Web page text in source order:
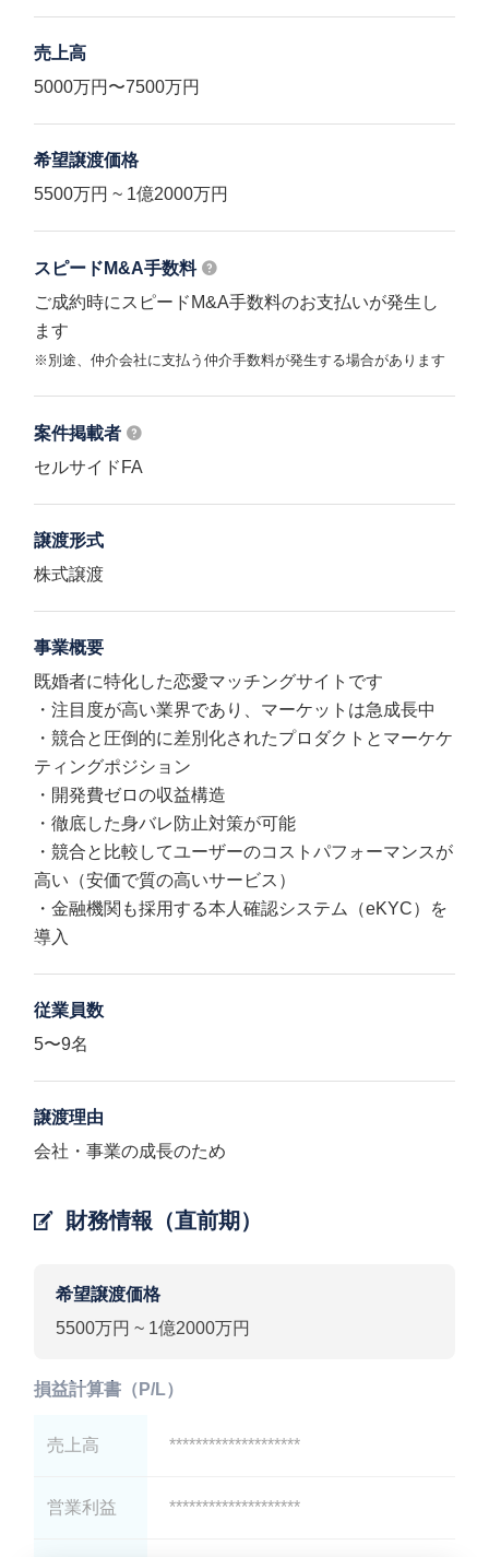
売上高
5000万円〜7500万円
希望譲渡価格
5500万円 ~ 1億2000万円
スピードM&A手数料
ご成約時にスピードM&A手数料のお支払いが発生し
ます
※別途、仲介会社に支払う仲介手数料が発生する場合があります
案件掲載者
セルサイドFA
譲渡形式
株式譲渡
事業概要
既婚者に特化した恋愛マッチングサイトです
・注目度が高い業界であり、マーケットは急成長中
・競合と圧倒的に差別化されたプロダクトとマーケケ
ティングポジション
・開発費ゼロの収益構造
・徹底した身バレ防止対策が可能
・競合と比較してユーザーのコストパフォーマンスが
高い（安価で質の高いサービス）
・金融機関も採用する本人確認システム（eKYC）を
導入
従業員数
5〜9名
譲渡理由
会社・事業の成長のため
財務情報（直前期）
希望譲渡価格
5500万円 ~ 1億2000万円
損益計算書（P/L）
売上高 ********************
営業利益 ********************